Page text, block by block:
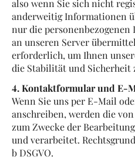
also wenn Sie sich nicht
anderweitig Informationen
nur die personenbezogenen
an unseren Server
erforderlich, um Ihnen
die Stabilität und Sicherheit
4. Kontaktformular und E-
Wenn Sie uns per E-Mail
anschreiben, werden die
zum Zwecke der
und verarbeitet.
b DSGVO.